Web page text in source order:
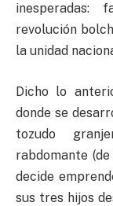
inesperadas:
revolución
la unidad
Dicho lo
donde se
tozudo
rabdomante
decide
sus tres hijos